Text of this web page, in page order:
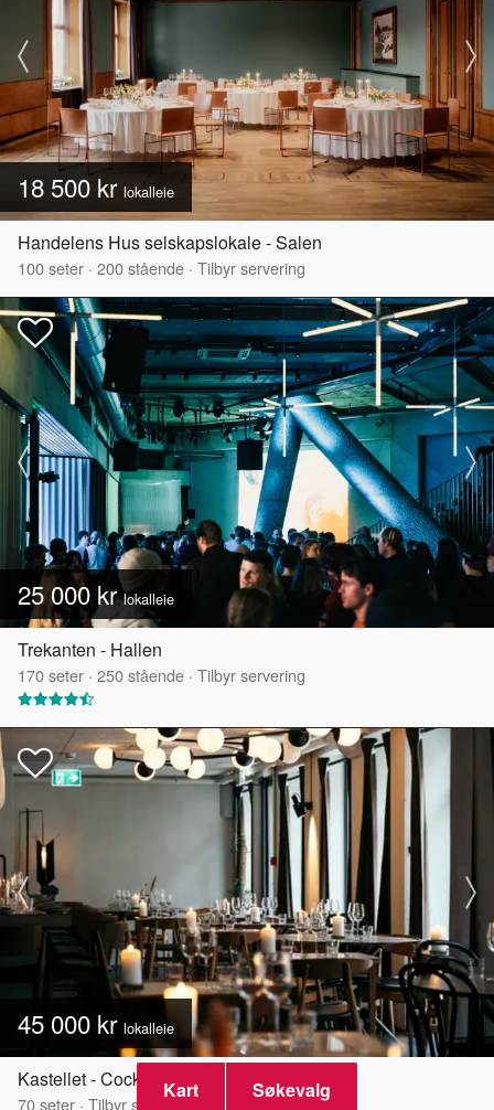
18 500 kr lokalleie
Handelens Hus selskapslokale - Salen
100seter · 200stående · Tilbyr servering
25 000 krlokalleie
Trekanten - Hallen
170seter · 250stående · Tilbyr servering
45 000 kr lokalleie
Kastellet - Cocktailbaren
70seter · Tilbyr servering
Kart Søkevalg